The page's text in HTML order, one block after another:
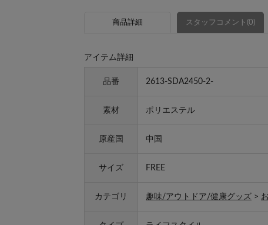
商品詳細 スタッフコメント(0)
アイテム詳細
品番 2613-SDA2450-2-
素材 ポリエステル
原産国 中国
サイズ FREE
カテゴリ 趣味/アウトドア/健康グッズ >